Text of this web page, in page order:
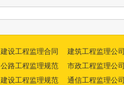
建设工程监理合同
公路工程监理规范
建设工程监理规范
建筑工程监理公司
市政工程监理公司
通信工程监理公司